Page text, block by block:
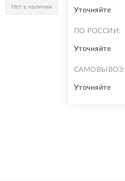
Нет в наличии Уточняйте
ПО РОССИИ:
Уточняйте
САМОВЫВОЗ:
Уточняйте